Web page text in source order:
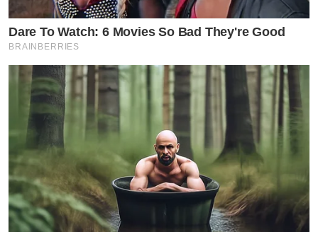
Dare To Watch: 6 Movies So Bad They're Good
BRAINBERRIES